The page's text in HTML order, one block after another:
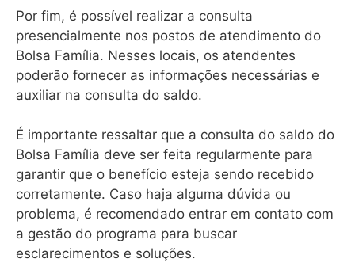
Por fim, é possível realizar a consulta
presencialmente nos postos de atendimento do
Bolsa Família. Nesses locais, os atendentes
poderão fornecer as informações necessárias e
auxiliar na consulta do saldo.
É importante ressaltar que a consulta do saldo do
Bolsa Família deve ser feita regularmente para
garantir que o benefício esteja sendo recebido
corretamente. Caso haja alguma dúvida ou
problema, é recomendado entrar em contato com
a gestão do programa para buscar
esclarecimentos e soluções.